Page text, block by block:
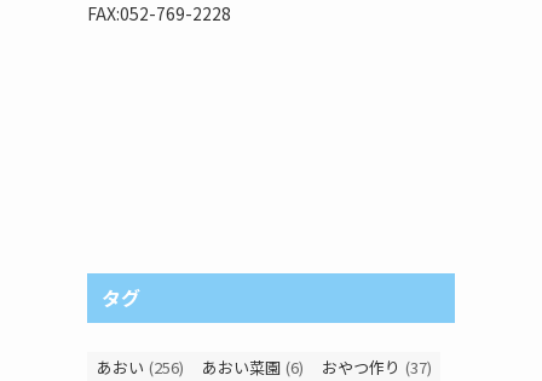
FAX:052-769-2228
タグ
あおい (256) あおい菜園 (6) おやつ作り (37)